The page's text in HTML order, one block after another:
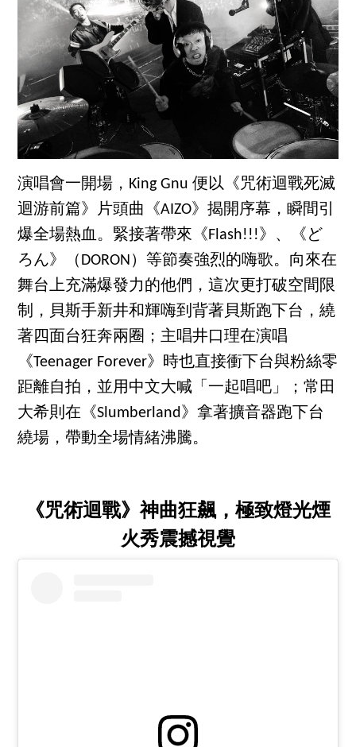
演唱會一開場，King Gnu 便以《咒術迴戰死滅
迴游前篇》片頭曲《AIZO》揭開序幕，瞬間引
爆全場熱血。緊接著帶來《Flash!!!》、《ど
ろん》（DORON）等節奏強烈的嗨歌。向來在
舞台上充滿爆發力的他們，這次更打破空間限
制，貝斯手新井和輝嗨到背著貝斯跑下台，繞
著四面台狂奔兩圈；主唱井口理在演唱
《Teenager Forever》時也直接衝下台與粉絲零
距離自拍，並用中文大喊「一起唱吧」；常田
大希則在《Slumberland》拿著擴音器跑下台
繞場，帶動全場情緒沸騰。
《咒術迴戰》神曲狂飆，極致燈光煙
火秀震撼視覺